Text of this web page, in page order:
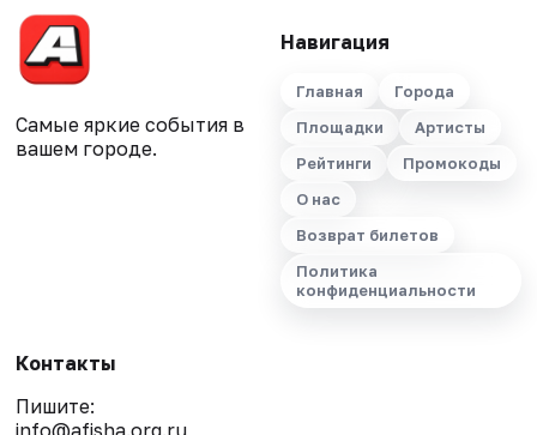
Самые яркие события в
вашем городе.
Навигация
Главная
Города
Площадки
Артисты
Рейтинги
Промокоды
О нас
Возврат билетов
Политика
конфиденциальности
Контакты
Пишите: